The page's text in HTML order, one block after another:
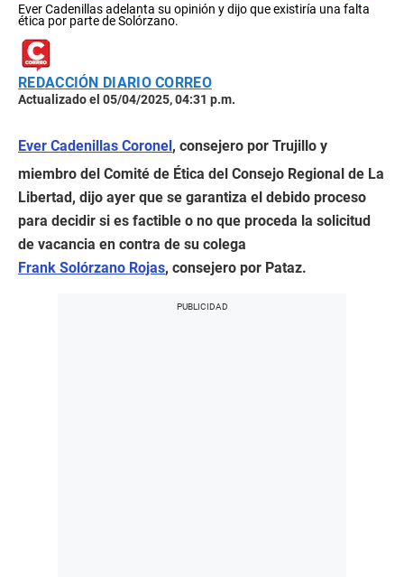
Ever Cadenillas adelanta su opinión y dijo que existiría una falta
ética por parte de Solórzano.
REDACCIÓN DIARIO CORREO
Actualizado el 05/04/2025, 04:31 p.m.
Ever Cadenillas Coronel, consejero por Trujillo y
miembro del Comité de Ética del Consejo Regional de La
Libertad, dijo ayer que se garantiza el debido proceso
para decidir si es factible o no que proceda la solicitud
de vacancia en contra de su colega
Frank Solórzano Rojas, consejero por Pataz.